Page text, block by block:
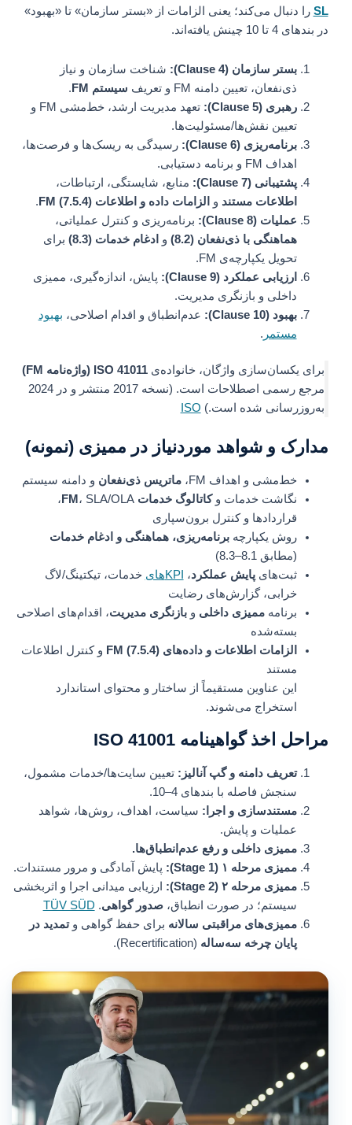
SLرا دنبال می‌کند؛ یعنی الزامات از «بستر سازمان» تا «بهبود»
در بندهای 4 تا 10 چینش یافته‌اند.
بستر سازمان (Clause 4):
شناخت سازمان و نیاز
ذی‌نفعان، تعیین دامنه FM و تعریف
سیستم FM
.
رهبری (Clause 5):
تعهد مدیریت ارشد، خط‌مشی FM و
تعیین نقش‌ها/مسئولیت‌ها.
برنامه‌ریزی (Clause 6):
رسیدگی به ریسک‌ها و فرصت‌ها،
اهداف FM و برنامه دستیابی.
پشتیبانی (Clause 7):
منابع، شایستگی، ارتباطات،
اطلاعات مستندوالزامات داده و اطلاعات FM (7.5.4)
.
عملیات (Clause 8):
برنامه‌ریزی و کنترل عملیاتی،
هماهنگی با ذی‌نفعان (8.2)
وادغام خدمات (8.3)
برای
تحویل یکپارچه‌ی FM.
ارزیابی عملکرد (Clause 9):
پایش، اندازه‌گیری، ممیزی
داخلی و بازنگری مدیریت.
بهبود (Clause 10):
عدم‌انطباق و اقدام اصلاحی،بهبود
مستمر.
برای یکسان‌سازی واژگان، خانواده‌یISO 41011 (واژه‌نامه FM)
مرجع رسمی اصطلاحات است. (نسخه 2017 منتشر و در 2024
به‌روزرسانی شده است.)ISO
مدارک و شواهد موردنیاز در ممیزی (نمونه)
خط‌مشی و اهداف FM، ماتریس ذی‌نفعانو دامنه سیستم
نگاشت خدمات وکاتالوگ خدمات FM
، SLA/OLA،
قراردادها و کنترل برون‌سپاری
روش یکپارچهبرنامه‌ریزی، هماهنگی و ادغام خدمات
(مطابق 8.1–8.3)
ثبت‌هایپایش عملکرد ،KPIهای
خدمات، تیکتینگ/لاگ
خرابی، گزارش‌های رضایت
برنامهممیزی داخلیوبازنگری مدیریت، اقدام‌های اصلاحی
بسته‌شده
الزامات اطلاعات و داده‌های FM (7.5.4)
و کنترل اطلاعات
مستند
این عناوین مستقیماً از ساختار و محتوای استاندارد
استخراج می‌شوند.
مراحل اخذ گواهینامه ISO 41001
تعریف دامنه و گپ آنالیز: تعیین سایت‌ها/خدمات مشمول،
سنجش فاصله با بندهای 4–10.
مستندسازی و اجرا: سیاست، اهداف، روش‌ها، شواهد
عملیات و پایش.
ممیزی داخلی و رفع عدم‌انطباق‌ها.
ممیزی مرحله ۱ (Stage 1):
پایش آمادگی و مرور مستندات.
ممیزی مرحله ۲ (Stage 2):
ارزیابی میدانی اجرا و اثربخشی
سیستم؛ در صورت انطباق،صدور گواهی.
TÜV SÜD
ممیزی‌های مراقبتی سالانهبرای حفظ گواهی وتمدید در
پایان چرخه سه‌ساله(Recertification).